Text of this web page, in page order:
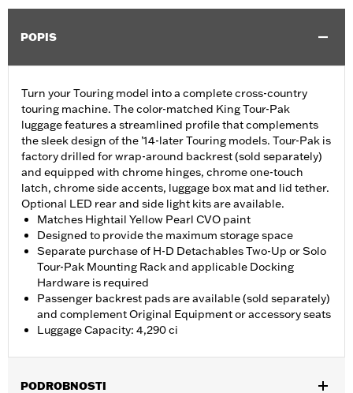
POPIS
Turn your Touring model into a complete cross-country
touring machine. The color-matched King Tour-Pak
luggage features a streamlined profile that complements
the sleek design of the ’14-later Touring models. Tour-Pak is
factory drilled for wrap-around backrest (sold separately)
and equipped with chrome hinges, chrome one-touch
latch, chrome side accents, luggage box mat and lid tether.
Optional LED rear and side light kits are available.
Matches Hightail Yellow Pearl CVO paint
Designed to provide the maximum storage space
Separate purchase of H-D Detachables Two-Up or Solo
Tour-Pak Mounting Rack and applicable Docking
Hardware is required
Passenger backrest pads are available (sold separately)
and complement Original Equipment or accessory seats
Luggage Capacity: 4,290 ci
PODROBNOSTI